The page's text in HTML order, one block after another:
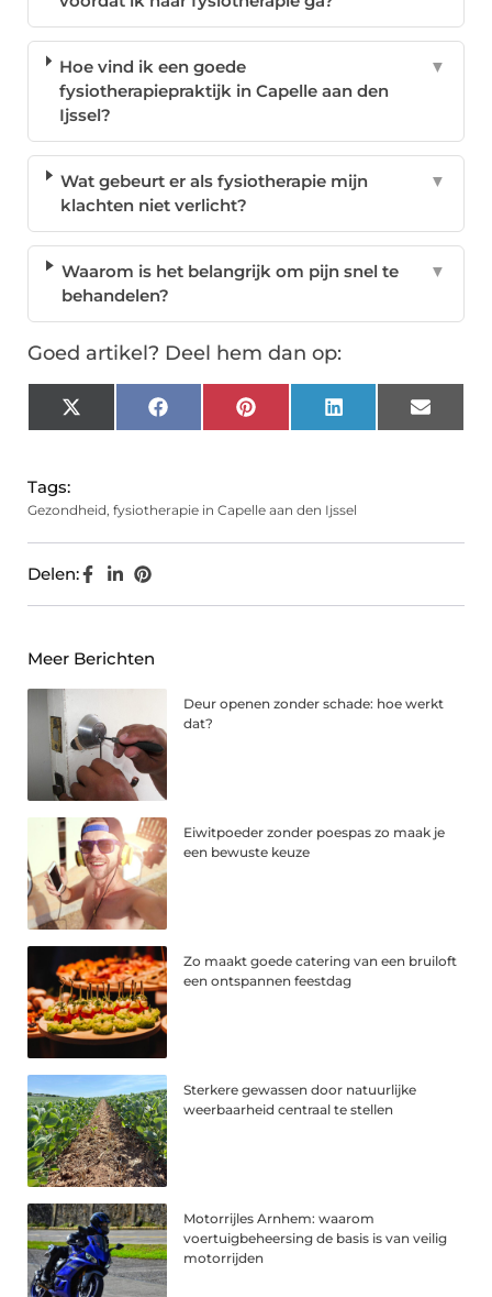
Hoe vind ik een goede
fysiotherapiepraktijk in Capelle aan den
Ijssel?
▼
Wat gebeurt er als fysiotherapie mijn
klachten niet verlicht?
▼
Waarom is het belangrijk om pijn snel te
behandelen?
▼
Goed artikel? Deel hem dan op:
X
(Twitter)
FacebookPinterest LinkedIn Email
Tags:
Gezondheid, fysiotherapie in Capelle aan den Ijssel
Delen:
Meer Berichten
Deur openen zonder schade: hoe werkt
dat?
Eiwitpoeder zonder poespas zo maak je
een bewuste keuze
Zo maakt goede catering van een bruiloft
een ontspannen feestdag
Sterkere gewassen door natuurlijke
weerbaarheid centraal te stellen
Motorrijles Arnhem: waarom
voertuigbeheersing de basis is van veilig
motorrijden